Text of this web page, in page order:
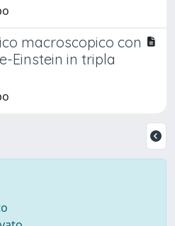
macroscopico con
Einstein in tripla